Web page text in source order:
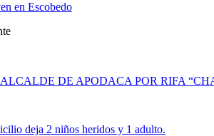
en Escobedo
DE APODACA POR RIFA
deja 2 niños heridos y 1 adulto.